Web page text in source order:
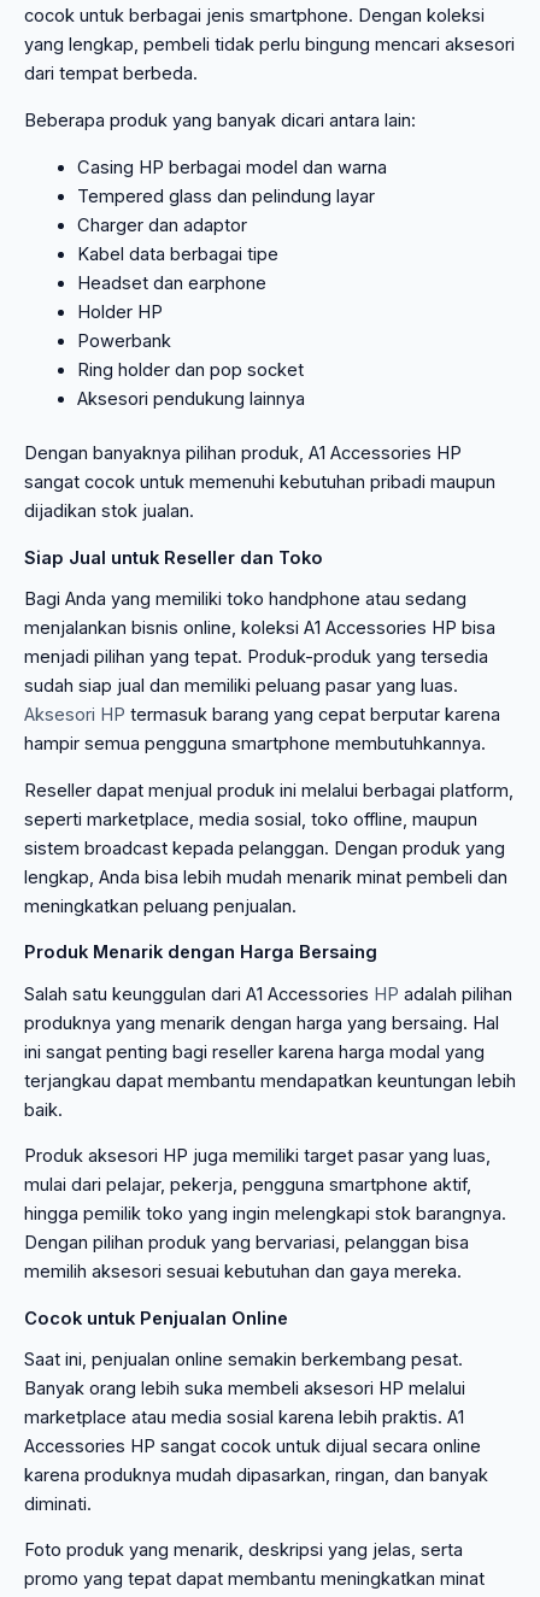
cocok untuk berbagai jenis smartphone. Dengan koleksi
yang lengkap, pembeli tidak perlu bingung mencari aksesori
dari tempat berbeda.
Beberapa produk yang banyak dicari antara lain:
Casing HP berbagai model dan warna
Tempered glass dan pelindung layar
Charger dan adaptor
Kabel data berbagai tipe
Headset dan earphone
Holder HP
Powerbank
Ring holder dan pop socket
Aksesori pendukung lainnya
Dengan banyaknya pilihan produk, A1 Accessories HP
sangat cocok untuk memenuhi kebutuhan pribadi maupun
dijadikan stok jualan.
Siap Jual untuk Reseller dan Toko
Bagi Anda yang memiliki toko handphone atau sedang
menjalankan bisnis online, koleksi A1 Accessories HP bisa
menjadi pilihan yang tepat. Produk-produk yang tersedia
sudah siap jual dan memiliki peluang pasar yang luas.
Aksesori HP termasuk barang yang cepat berputar karena
hampir semua pengguna smartphone membutuhkannya.
Reseller dapat menjual produk ini melalui berbagai platform,
seperti marketplace, media sosial, toko offline, maupun
sistem broadcast kepada pelanggan. Dengan produk yang
lengkap, Anda bisa lebih mudah menarik minat pembeli dan
meningkatkan peluang penjualan.
Produk Menarik dengan Harga Bersaing
Salah satu keunggulan dari A1 Accessories HP adalah pilihan
produknya yang menarik dengan harga yang bersaing. Hal
ini sangat penting bagi reseller karena harga modal yang
terjangkau dapat membantu mendapatkan keuntungan lebih
baik.
Produk aksesori HP juga memiliki target pasar yang luas,
mulai dari pelajar, pekerja, pengguna smartphone aktif,
hingga pemilik toko yang ingin melengkapi stok barangnya.
Dengan pilihan produk yang bervariasi, pelanggan bisa
memilih aksesori sesuai kebutuhan dan gaya mereka.
Cocok untuk Penjualan Online
Saat ini, penjualan online semakin berkembang pesat.
Banyak orang lebih suka membeli aksesori HP melalui
marketplace atau media sosial karena lebih praktis. A1
Accessories HP sangat cocok untuk dijual secara online
karena produknya mudah dipasarkan, ringan, dan banyak
diminati.
Foto produk yang menarik, deskripsi yang jelas, serta
promo yang tepat dapat membantu meningkatkan minat